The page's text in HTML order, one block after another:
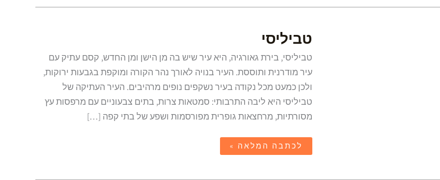
טביליסי
טביליסי, בירת גאורגיה, היא עיר שיש בה מן הישן ומן החדש, קסם עתיק עם
עיר מודרנית ותוססת. העיר בנויה לאורך נהר הקורה ומוקפת בגבעות ירוקות,
ולכן כמעט מכל נקודה בעיר נשקפים נופים מרהיבים. העיר העתיקה של
טביליסי היא ליבה התרבותי: סמטאות צרות, בתים צבעוניים עם מרפסות עץ
מסורתיות, מרחצאות גופרית מפורסמות ושפע של בתי קפה […]
טביליסי
לכתבה המלאה »